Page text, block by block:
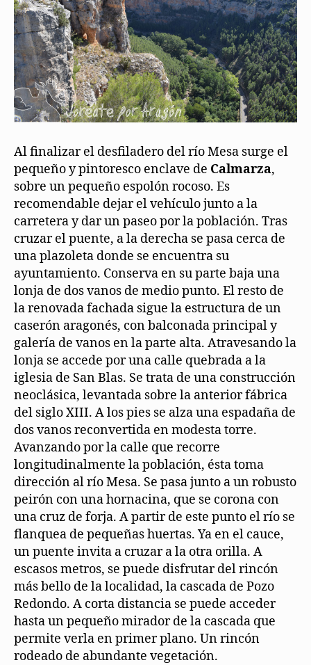
Al finalizar el desfiladero del río Mesa surge el
pequeño y pintoresco enclave de Calmarza,
sobre un pequeño espolón rocoso. Es
recomendable dejar el vehículo junto a la
carretera y dar un paseo por la población. Tras
cruzar el puente, a la derecha se pasa cerca de
una plazoleta donde se encuentra su
ayuntamiento. Conserva en su parte baja una
lonja de dos vanos de medio punto. El resto de
la renovada fachada sigue la estructura de un
caserón aragonés, con balconada principal y
galería de vanos en la parte alta. Atravesando la
lonja se accede por una calle quebrada a la
iglesia de San Blas. Se trata de una construcción
neoclásica, levantada sobre la anterior fábrica
del siglo XIII. A los pies se alza una espadaña de
dos vanos reconvertida en modesta torre.
Avanzando por la calle que recorre
longitudinalmente la población, ésta toma
dirección al río Mesa. Se pasa junto a un robusto
peirón con una hornacina, que se corona con
una cruz de forja. A partir de este punto el río se
flanquea de pequeñas huertas. Ya en el cauce,
un puente invita a cruzar a la otra orilla. A
escasos metros, se puede disfrutar del rincón
más bello de la localidad, la cascada de Pozo
Redondo. A corta distancia se puede acceder
hasta un pequeño mirador de la cascada que
permite verla en primer plano. Un rincón
rodeado de abundante vegetación.